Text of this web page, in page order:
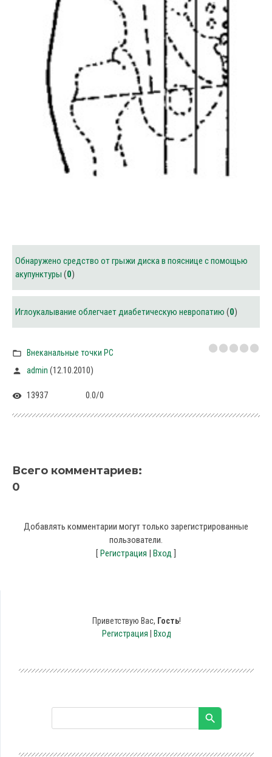
Обнаружено средство от грыжи диска в пояснице с помощью
акупунктуры (0)
Иглоукалывание облегчает диабетическую невропатию (0)
Внеканальные точки PC
admin (12.10.2010)
13937 0.0/0
Всего комментариев:
0
Добавлять комментарии могут только зарегистрированные
пользователи.
[Регистрация | Вход ]
Приветствую Вас, Гость!
Регистрация
Вход